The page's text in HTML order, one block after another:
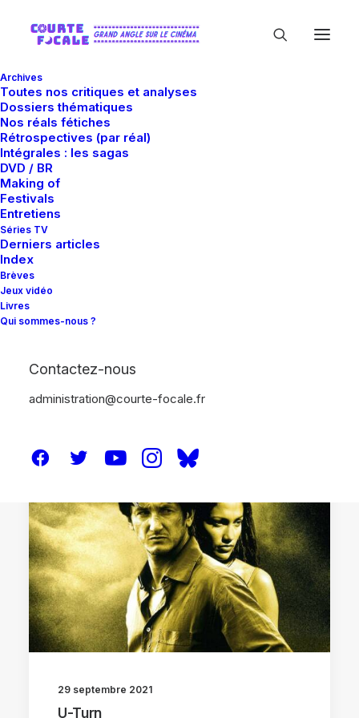
Archives
Toutes nos critiques et analyses
Dossiers thématiques
Nos réals fétiches
Rétrospectives (par réal)
Intégrales : les sagas
DVD / BR
Making of
Festivals
Entretiens
Séries TV
Derniers articles
Index
Brèves
Jeux vidéo
Livres
Qui sommes-nous ?
Contactez-nous
administration@courte-focale.fr
29 septembre 2021
U-Turn